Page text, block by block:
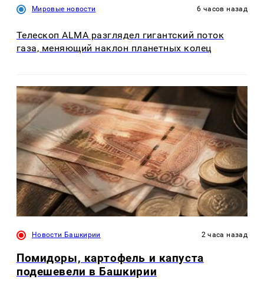
Мировые новости 6 часов назад
Телескоп ALMA разглядел гигантский поток
газа, меняющий наклон планетных колец
Новости Башкирии 2 часа назад
Помидоры, картофель и капуста
подешевели в Башкирии